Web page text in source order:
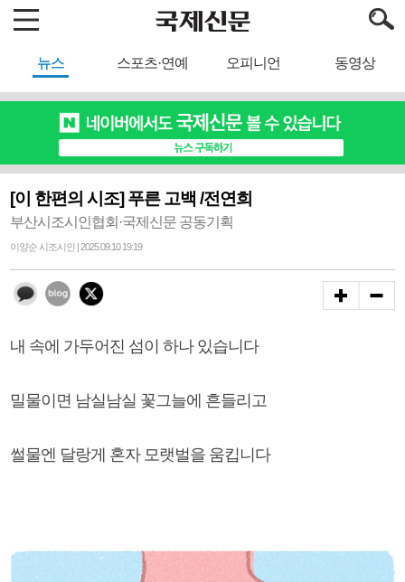
뉴스 스포츠·연예 오피니언 동영상
[이 한편의 시조] 푸른 고백 /전연희
부산시조시인협회·국제신문 공동기획
이양순 시조시인 | 2025.09.10 19:19
내 속에 가두어진 섬이 하나 있습니다
밀물이면 남실남실 꽃그늘에 흔들리고
썰물엔 달랑게 혼자 모랫벌을 움킵니다